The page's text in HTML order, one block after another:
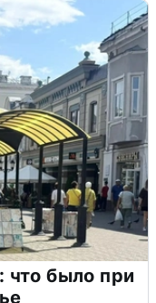
что было при